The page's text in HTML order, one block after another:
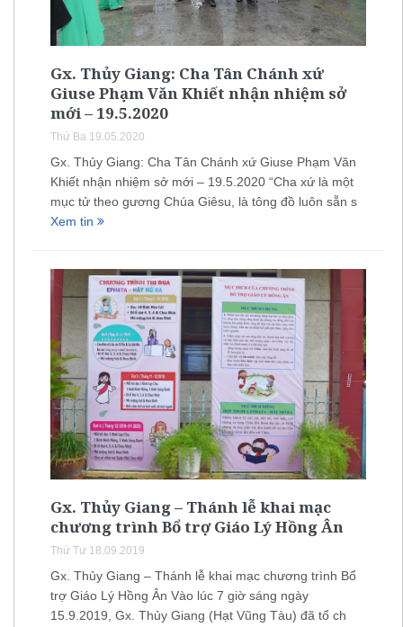
Gx. Thủy Giang: Cha Tân Chánh xứ
Giuse Phạm Văn Khiết nhận nhiệm sở
mới – 19.5.2020
Thứ Ba 19.05.2020
Gx. Thủy Giang: Cha Tân Chánh xứ Giuse Phạm Văn
Khiết nhận nhiệm sở mới – 19.5.2020 “Cha xứ là một
mục tử theo gương Chúa Giêsu, là tông đồ luôn sẵn s
Xem tin
Gx. Thủy Giang – Thánh lễ khai mạc
chương trình Bổ trợ Giáo Lý Hồng Ân
Thứ Tư 18.09.2019
Gx. Thủy Giang – Thánh lễ khai mạc chương trình Bổ
trợ Giáo Lý Hồng Ân Vào lúc 7 giờ sáng ngày
15.9.2019, Gx. Thủy Giang (Hạt Vũng Tàu) đã tổ ch